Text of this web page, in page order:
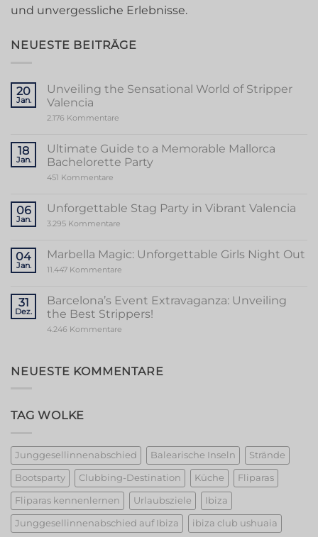
und unvergessliche Erlebnisse.
NEUESTE BEITRÄGE
20
Jan.
Unveiling the Sensational World of Stripper
Valencia
2.176 Kommentare
Sensational
World
of
18
Jan.
Ultimate Guide to a Memorable Mallorca
Bachelorette Party
451 Kommentare
to
a
Memorable
Party
06
Jan.
Unforgettable Stag Party in Vibrant Valencia
3.295 Kommentare
Party
in
Vibrant
04
Jan.
Marbella Magic: Unforgettable Girls Night Out
11.447 Kommentare
Unforgettable
Girls
Night
31
Dez.
Barcelona’s Event Extravaganza: Unveiling
the Best Strippers!
4.246 Kommentare
Unveiling
the
NEUESTE KOMMENTARE
TAG WOLKE
Junggesellinnenabschied Balearische Inseln Strände
Bootsparty Clubbing-Destination Küche Fliparas
Fliparas kennenlernen Urlaubsziele Ibiza
Junggesellinnenabschied auf Ibiza ibiza club ushuaia